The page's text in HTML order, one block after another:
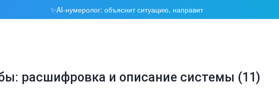
расшифровка и описание системы (11)
✨AI-нумеролог: объяснит ситуацию, направит